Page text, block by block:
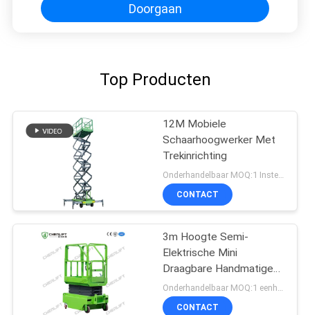
Doorgaan
Top Producten
12M Mobiele
Schaarhoogwerker Met
Trekinrichting
Onderhandelbaar MOQ:1 Instellen
CONTACT
3m Hoogte Semi-
Elektrische Mini
Draagbare Handmatige
Duw Schaarheftafel
Voor Magazijn
CONTACT